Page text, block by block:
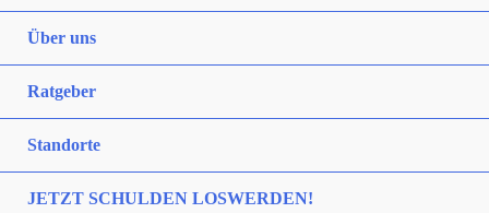
Über uns
Ratgeber
Standorte
JETZT SCHULDEN LOSWERDEN!